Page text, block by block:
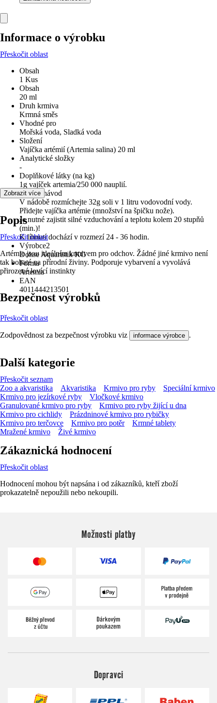
Informace o výrobku
Přeskočit oblast
Obsah
1 Kus
Obsah
20 ml
Druh krmiva
Krmná směs
Vhodné pro
Mořská voda, Sladká voda
Složení
Vajíčka artémií (Artemia salina) 20 ml
Analytické složky
-
Doplňkové látky (na kg)
1g vajíček artemia/250 000 nauplií.
Krmný návod
V nádobě rozmíchejte 32g soli v 1 litru vodovodní vody.
Přidejte vajíčka artémie (množství na špičku nože).
Je nutné zajistit silné vzduchování a teplotu kolem 20 stupňů
(min.)!
K líhnutí dochází v rozmezí 24 - 36 hodin.
Výrobce2
Dohse Aquaristik KG
Forma
Artemia
EAN
4011444213501
Zobrazit více
Popis
Přeskočit oblast
Artémie jsou ideálním krmivem pro odchov. Žádné jiné krmivo není
tak bohaté na přírodní živiny. Podporuje vybarvení a vyvolává
přirozené lovící instinkty
Bezpečnost výrobků
Přeskočit oblast
Zodpovědnost za bezpečnost výrobku viz informace výrobce .
Další kategorie
Přeskočit seznam
Zoo a akvaristika
Akvaristika Krmivo pro ryby
Speciální krmivo
Krmivo pro jezírkové ryby
Vločkové krmivo
Granulované krmivo pro ryby
Krmivo pro ryby žijící u dna
Krmivo pro cichlidy
Prázdninové krmivo pro rybičky
Krmivo pro terčovce
Krmivo pro potěr
Krmné tablety
Mražené krmivo
Živé krmivo
Zákaznická hodnocení
Přeskočit oblast
Hodnocení mohou být napsána i od zákazníků, kteří zboží
prokazatelně nepoužili nebo nekoupili.
Možnosti platby
Dopravci